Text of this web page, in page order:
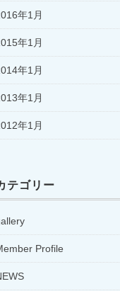
年1月
年1月
年1月
年1月
年1月
テゴリー
Profile